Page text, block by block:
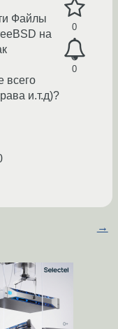
0
0
Файлы
на
всего
и.т.д)?
→